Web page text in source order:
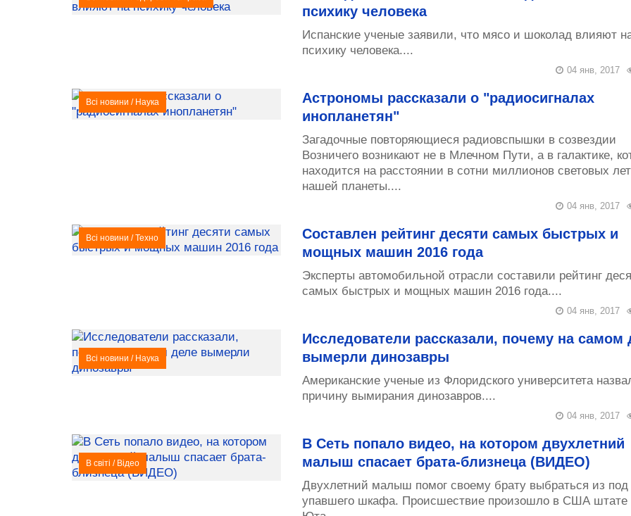
психику человека
Испанские ученые заявили, что мясо и шоколад влияют
психику человека....
04 янв, 2017
Всі новини / Наука
Астрономы рассказали о "радиосигналах
инопланетян"
Загадочные повторяющиеся радиовспышки в созвездии
Возничего возникают не в Млечном Пути, а в галактике,
находится на расстоянии в сотни миллионов световых
нашей планеты....
04 янв, 2017
Всі новини /Техно
Составлен рейтинг десяти самых быстрых и
мощных машин 2016 года
Эксперты автомобильной отрасли составили рейтинг
самых быстрых и мощных машин 2016 года....
04 янв, 2017
Всі новини / Наука
Исследователи рассказали, почему на самом
вымерли динозавры
Американские ученые из Флоридского университета
причину вымирания динозавров....
04 янв, 2017
В світі / Відео
В Сеть попало видео, на котором двухлетний
малыш спасает брата-близнеца (ВИДЕО)
Двухлетний малыш помог своему брату выбраться из под
упавшего шкафа. Происшествие произошло в США штате